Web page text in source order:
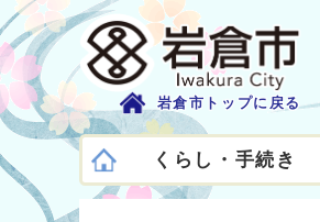
岩倉市トップに戻る
くらし・手続き